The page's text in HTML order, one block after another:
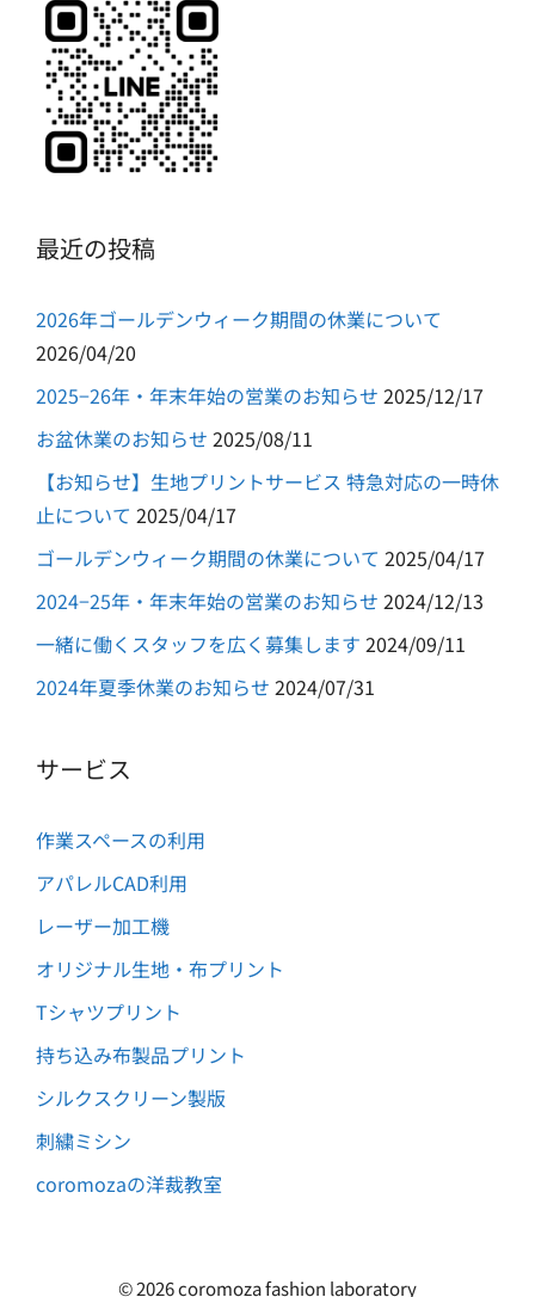
最近の投稿
2026年ゴールデンウィーク期間の休業について
2026/04/20
2025−26年・年末年始の営業のお知らせ 2025/12/17
お盆休業のお知らせ 2025/08/11
【お知らせ】生地プリントサービス 特急対応の一時休
止について 2025/04/17
ゴールデンウィーク期間の休業について 2025/04/17
2024−25年・年末年始の営業のお知らせ 2024/12/13
一緒に働くスタッフを広く募集します 2024/09/11
2024年夏季休業のお知らせ 2024/07/31
サービス
作業スペースの利用
アパレルCAD利用
レーザー加工機
オリジナル生地・布プリント
Tシャツプリント
持ち込み布製品プリント
シルクスクリーン製版
刺繍ミシン
coromozaの洋裁教室
© 2026 coromoza fashion laboratory